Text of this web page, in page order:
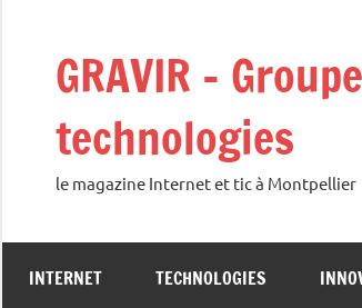
contenuGRAVIR –
technologies
le magazine Internet et tic à Montpellier
INTERNET TECHNOLOGIES